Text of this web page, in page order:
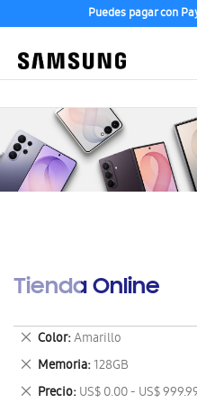
Puedes pagar con
Tienda Online
Color Amarillo
Eliminar
este
artículo
Memoria 128GB
Eliminar
este
Precio US$ 0.00 - US$
Eliminar